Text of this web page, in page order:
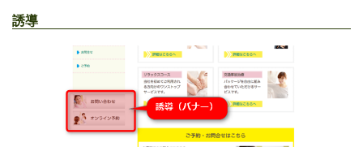
誘導